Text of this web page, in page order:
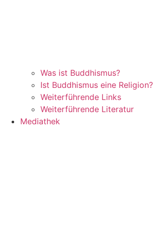
Was ist Buddhismus?
Ist Buddhismus eine Religion?
Weiterführende Links
Weiterführende Literatur
Mediathek